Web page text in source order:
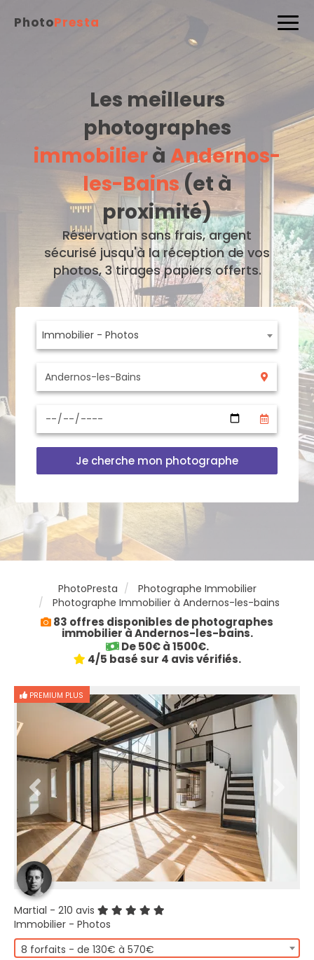
PhotoPresta
Les meilleurs
photographes
immobilierà Andernos-
les-Bains(et à
proximité)
Réservation sans frais, argent
sécurisé jusqu'à la réception de vos
photos, 3 tirages papiers offerts.
Immobilier - Photos
Je cherche mon photographe
PhotoPresta
Photographe Immobilier
Photographe Immobilier à Andernos-les-bains
83 offres disponibles de photographes
immobilier à Andernos-les-bains.
De 50€ à 1500€.
4/5 basé sur 4 avis vérifiés.
PREMIUM PLUS
Martial - 210 avis
Immobilier - Photos
8 forfaits - de 130€ à 570€